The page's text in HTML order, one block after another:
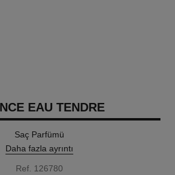
EAU TENDRE
Saç Parfümü
Daha fazla ayrıntı
Ref. 126780